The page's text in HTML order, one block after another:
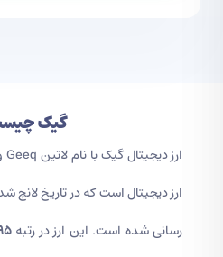
گیک
ارز دیجیتال گیک
ارز دیجیتال است که در تاریخلانچ
رسانی شده است. این ارز در رتبه